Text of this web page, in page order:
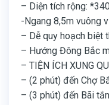
– Diện tích rộng:
-Ngang 8,5m vuông
– Dễ quy hoạch biệt
– Hướng Đông Bắc
– TIỆN ÍCH XUNG
– (2 phút) đến Chợ
– (3 phút) đến Bãi